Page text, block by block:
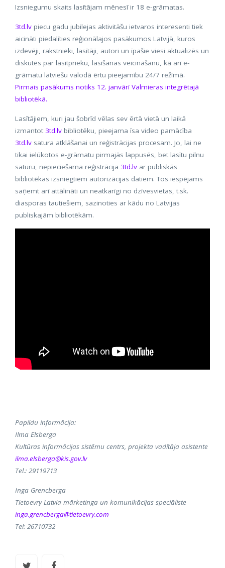
Izsniegumu skaits lasītājam mēnesī ir 18 e-grāmatas.
3td.lv piecu gadu jubilejas aktivitāšu ietvaros interesenti tiek
aicināti piedalīties reģionālajos pasākumos Latvijā, kuros
izdevēji, rakstnieki, lasītāji, autori un īpašie viesi aktualizēs un
diskutēs par lasītprieku, lasīšanas veicināšanu, kā arī e-
grāmatu latviešu valodā ērtu pieejamību 24/7 režīmā.
Pirmais pasākums notiks 12. janvārī Valmieras integrētajā
bibliotēkā.
Lasītājiem, kuri jau šobrīd vēlas sev ērtā vietā un laikā
izmantot 3td.lv bibliotēku, pieejama īsa video pamācība
3td.lv satura atklāšanai un reģistrācijas procesam. Jo, lai ne
tikai ielūkotos e-grāmatu pirmajās lappusēs, bet lasītu pilnu
saturu, nepieciešama reģistrācija 3td.lv ar publiskās
bibliotēkas izsniegtiem autorizācijas datiem. Tos iespējams
saņemt arī attālināti un neatkarīgi no dzīvesvietas, t.sk.
diasporas tautiešiem, sazinoties ar kādu no Latvijas
publiskajām bibliotēkām.
Papildu informācija:
Ilma Elsberga
Kultūras informācijas sistēmu centrs, projekta vadītāja asistente
ilma.elsberga@kis.gov.lv
Tel.: 29119713
Inga Grencberga
Tietoevry Latvia mārketinga un komunikācijas speciāliste
inga.grencberga@tietoevry.com
Tel: 26710732